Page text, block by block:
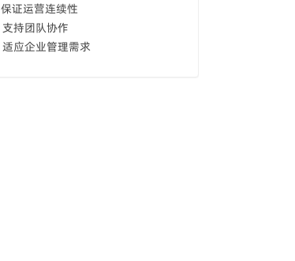
保证运营连续性
支持团队协作
适应企业管理需求